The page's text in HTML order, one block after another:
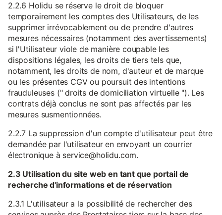
2.2.6 Holidu se réserve le droit de bloquer
temporairement les comptes des Utilisateurs, de les
supprimer irrévocablement ou de prendre d'autres
mesures nécessaires (notamment des avertissements)
si l'Utilisateur viole de manière coupable les
dispositions légales, les droits de tiers tels que,
notamment, les droits de nom, d'auteur et de marque
ou les présentes CGV ou poursuit des intentions
frauduleuses (" droits de domiciliation virtuelle "). Les
contrats déjà conclus ne sont pas affectés par les
mesures susmentionnées.
2.2.7 La suppression d'un compte d'utilisateur peut être
demandée par l'utilisateur en envoyant un courrier
électronique à service@holidu.com.
2.3 Utilisation du site web en tant que portail de
recherche d'informations et de réservation
2.3.1 L'utilisateur a la possibilité de rechercher des